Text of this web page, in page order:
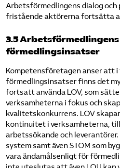
Arbetsförmedlingens dialog och
fristående aktörerna fortsätta
3.5
förmedlingsinsatser
Kompetensföretagen anser att i
förmedlingsinsatser finns det
fortsatt använda LOV, som
verksamheterna i fokus och
kvalitetskonkurrens. LOV
kontinuitet i verksamheterna,
arbetssökande och leverantörer.
system samt även STOM som
vara ändamålsenligt för